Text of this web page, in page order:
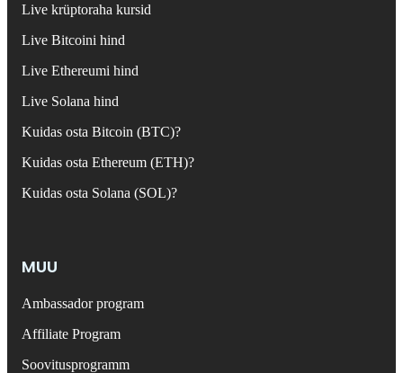
Live krüptoraha kursid
Live Bitcoini hind
Live Ethereumi hind
Live Solana hind
Kuidas osta Bitcoin (BTC)?
Kuidas osta Ethereum (ETH)?
Kuidas osta Solana (SOL)?
MUU
Ambassador program
Affiliate Program
Soovitusprogramm